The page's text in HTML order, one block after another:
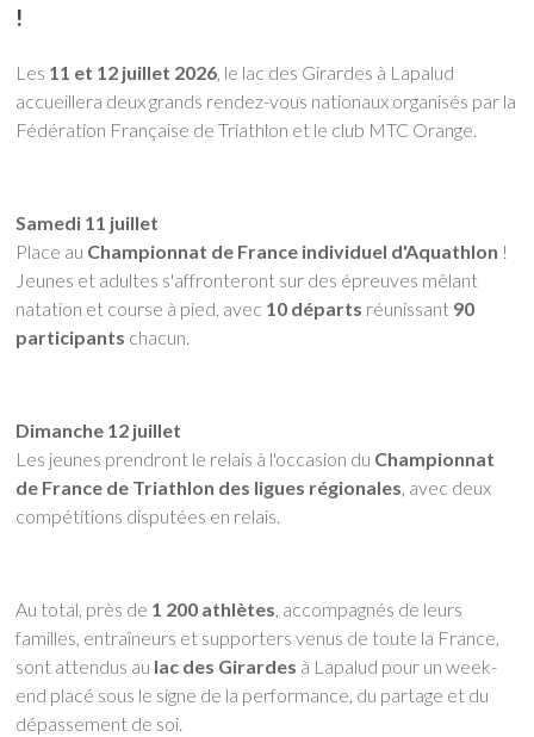
!
Les 11 et 12 juillet 2026, le lac des Girardes à Lapalud
accueillera deux grands rendez-vous nationaux organisés par la
Fédération Française de Triathlon et le club MTC Orange.
Samedi 11 juillet
Place au Championnat de France individuel d'Aquathlon !
Jeunes et adultes s'affronteront sur des épreuves mêlant
natation et course à pied, avec 10 départs réunissant 90
participants chacun.
Dimanche 12 juillet
Les jeunes prendront le relais à l'occasion du Championnat
de France de Triathlon des ligues régionales, avec deux
compétitions disputées en relais.
Au total, près de 1 200 athlètes, accompagnés de leurs
familles, entraîneurs et supporters venus de toute la France,
sont attendus au lac des Girardes à Lapalud pour un week-
end placé sous le signe de la performance, du partage et du
dépassement de soi.